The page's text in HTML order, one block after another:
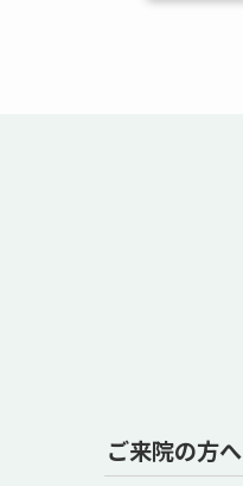
ご来院の方へ